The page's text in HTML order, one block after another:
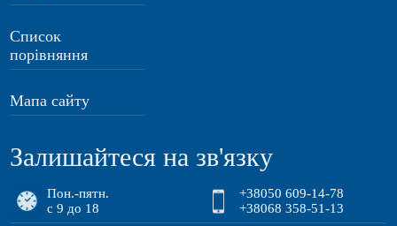
Список
порівняння
Мапа сайту
Залишайтеся на зв'язку
Пон.-пятн.
с 9 до 18
+38050 609-14-78
+38068 358-51-13